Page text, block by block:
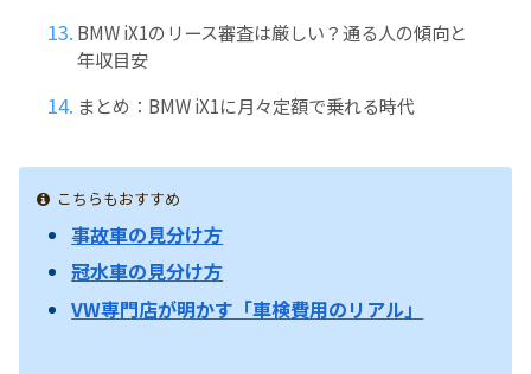
BMW iX1のリース審査は厳しい？通る人の傾向と
年収目安
まとめ：BMW iX1に月々定額で乗れる時代
こちらもおすすめ
事故車の見分け方
冠水車の見分け方
VW専門店が明かす「車検費用のリアル」